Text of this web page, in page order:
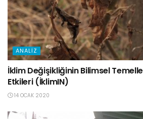
ANALIZ
İklim Değişikliğinin Bilimsel
Etkileri (İklimIN)
14 OCAK 2020